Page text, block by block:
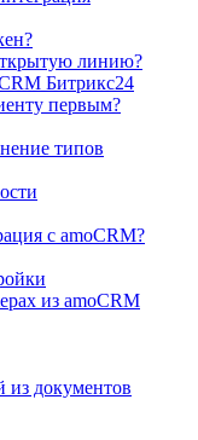
линию?
Битрикс24
первым?
типов
с amoCRM?
из amoCRM
из документов